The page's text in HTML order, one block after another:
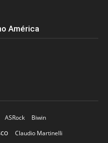
América
ASRock
Biwin
Claudio Martinelli